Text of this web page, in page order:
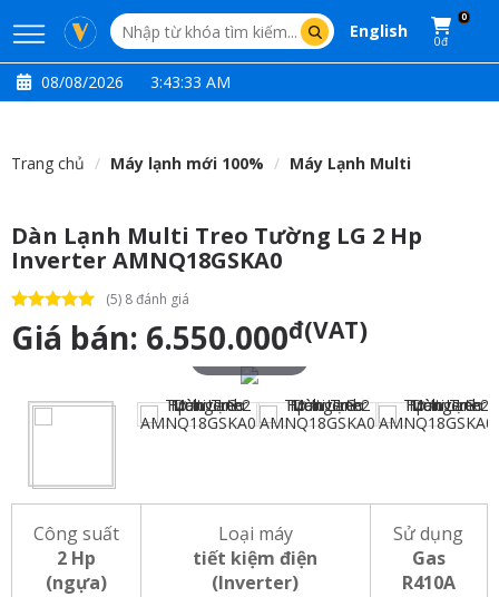
English
0
0đ
08/08/2026 3:43:34 AM
Trang chủ Máy lạnh mới 100% Máy Lạnh Multi
Dàn Lạnh Multi Treo Tường LG 2 Hp
Inverter AMNQ18GSKA0
(5) 8 đánh giá
Giá bán: 6.550.000đ(VAT)
Công suất
2 Hp
(ngựa)
Loại máy
tiết kiệm điện
(Inverter)
Sử dụng
Gas
R410A